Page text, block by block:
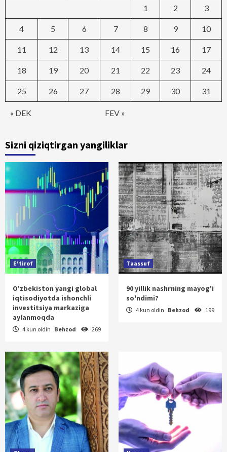
« DEK FEV »
1 2 3
4 5 6 7 8 9 10
11 12 13 14 15 16 17
18 19 20 21 22 23 24
25 26 27 28 29 30 31
Sizni qiziqtirgan yangiliklar
E'tirof
O'zbekiston yangi global
iqtisodiyotda ishonchli
investitsiya markaziga
aylanmoqda
4 kun oldin Behzod 269
Taassuf
90 yillik nashrning mayog'i
so'ndimi?
4 kun oldin Behzod 199